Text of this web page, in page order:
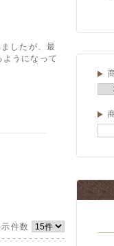
したが、最
うになって
件数